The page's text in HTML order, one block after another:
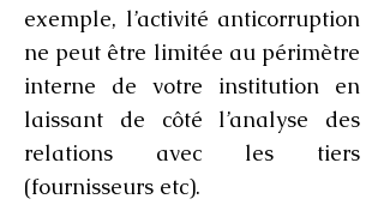
exemple, l’activité anticorruption
ne peut être limitée au périmètre
interne de votre institution en
laissant de côté l’analyse des
relations avec les tiers
(fournisseurs etc).